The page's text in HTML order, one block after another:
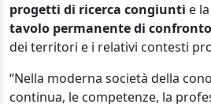
progetti di ricerca congiunti e la
tavolo permanente di confronto
dei territori e i relativi contesti
“Nella moderna società della
continua, le competenze, la